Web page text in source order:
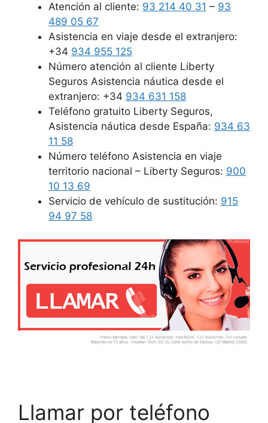
Atención al cliente: 93 214 40 31 – 93
489 05 67
Asistencia en viaje desde el extranjero:
+34 934 955 125
Número atención al cliente Liberty
Seguros Asistencia náutica desde el
extranjero: +34 934 631 158
Teléfono gratuito Liberty Seguros,
Asistencia náutica desde España: 934 63
11 58
Número teléfono Asistencia en viaje
territorio nacional – Liberty Seguros: 900
10 13 69
Servicio de vehículo de sustitución: 915
94 97 58
Llamar por teléfono